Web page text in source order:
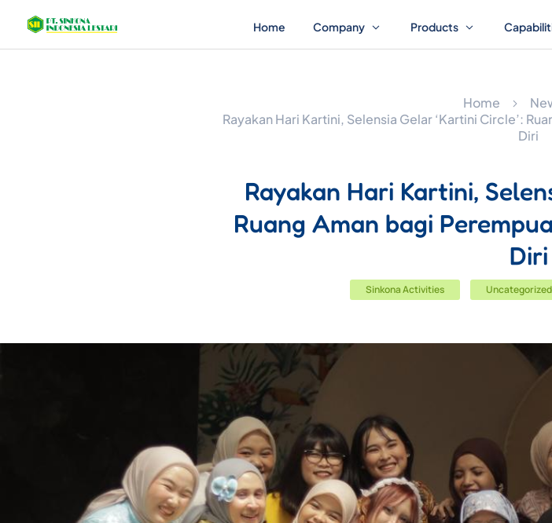
Home Company Products
Home
Rayakan Hari Kartini, Selensia Gelar ‘Kartini Circle’:
Diri
Rayakan Hari Kartini,
Ruang Aman bagi
Diri
Sinkona Activities Uncategorized